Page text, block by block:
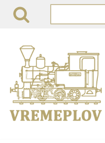
content